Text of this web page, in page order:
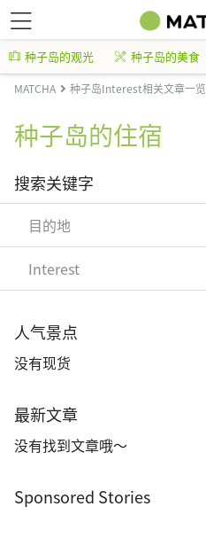
种子岛的观光 种子岛的美食
MATCHA 种子岛Interest相关文章一览
种子岛的住宿
搜索关键字
目的地
Interest
人气景点
没有现货
最新文章
没有找到文章哦～
Sponsored Stories